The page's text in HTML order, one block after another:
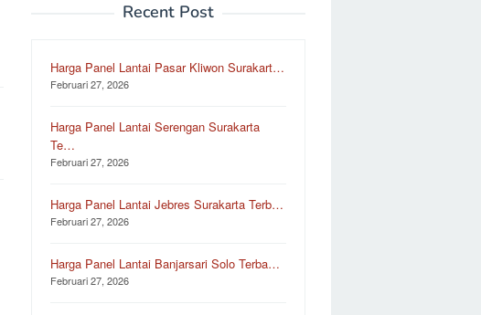
Recent Post
Harga Panel Lantai Pasar Kliwon Surakart…
Februari 27, 2026
Harga Panel Lantai Serengan Surakarta
Te…
Februari 27, 2026
Harga Panel Lantai Jebres Surakarta Terb…
Februari 27, 2026
Harga Panel Lantai Banjarsari Solo Terba…
Februari 27, 2026